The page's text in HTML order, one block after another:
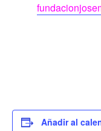
Añadir al